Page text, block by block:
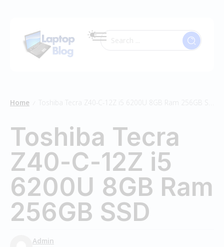
Home Toshiba Tecra Z40-C-12Z i5 6200U 8GB Ram 256GB SSD
Toshiba Tecra
Z40-C-12Z i5
6200U 8GB Ram
256GB SSD
Admin